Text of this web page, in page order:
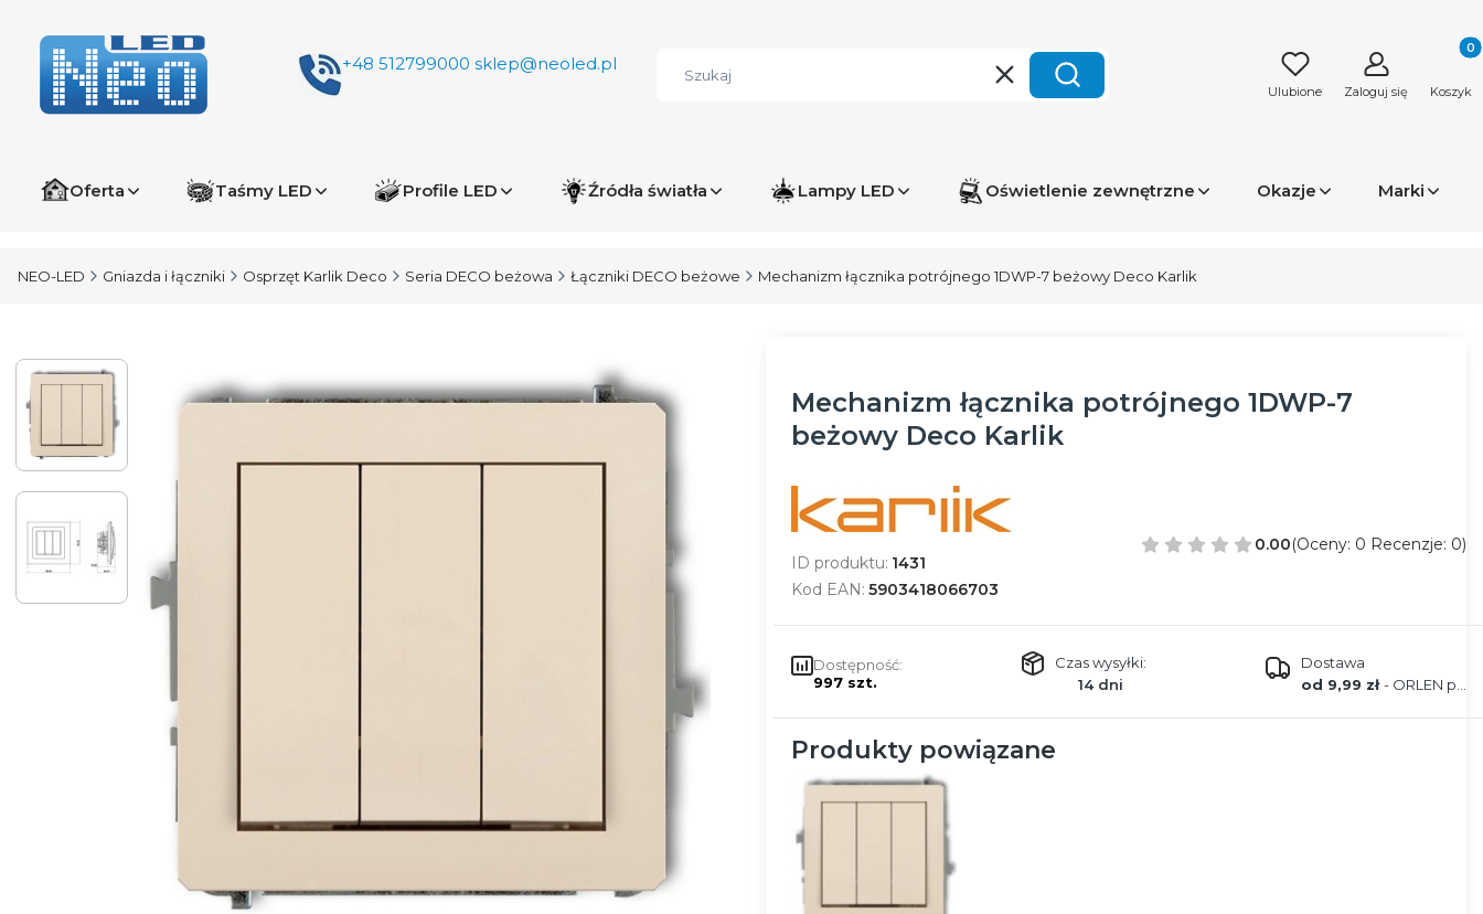
+48 512799000 sklep@neoled.pl
WyczyśćSzukaj Ulubione Zaloguj się Koszyk
Oferta Taśmy LED Profile LED Źródła światła Lampy LED Oświetlenie zewnętrzne Okazje Marki
NEO-LED Gniazda i łączniki Osprzęt Karlik Deco Seria DECO beżowa Łączniki DECO beżowe Mechanizm łącznika potrójnego 1DWP-7 beżowy Deco Karlik
Mechanizm łącznika potrójnego 1DWP-7
beżowy Deco Karlik
ID produktu: 1431
Kod EAN: 5903418066703
0.00(Oceny: 0 Recenzje: 0)
Dostępność:
997 szt.
Czas wysyłki:
14 dni
Dostawa
od 9,99 zł- ORLEN paczka
Produkty powiązane